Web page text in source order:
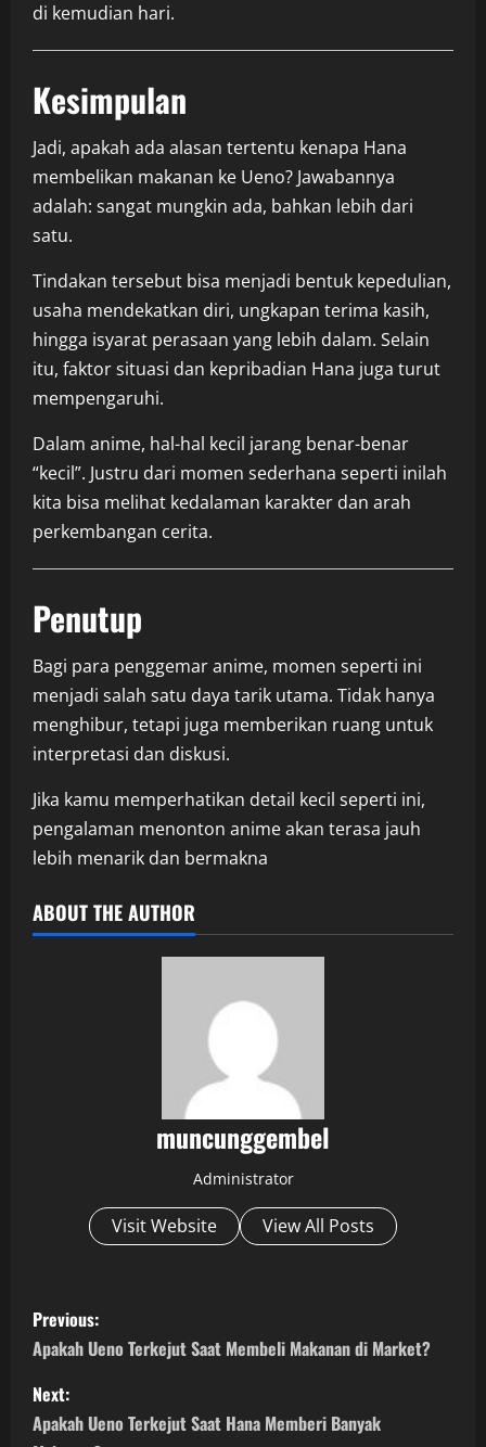
di kemudian hari.
Kesimpulan
Jadi, apakah ada alasan tertentu kenapa Hana
membelikan makanan ke Ueno? Jawabannya
adalah: sangat mungkin ada, bahkan lebih dari
satu.
Tindakan tersebut bisa menjadi bentuk kepedulian,
usaha mendekatkan diri, ungkapan terima kasih,
hingga isyarat perasaan yang lebih dalam. Selain
itu, faktor situasi dan kepribadian Hana juga turut
mempengaruhi.
Dalam anime, hal-hal kecil jarang benar-benar
“kecil”. Justru dari momen sederhana seperti inilah
kita bisa melihat kedalaman karakter dan arah
perkembangan cerita.
Penutup
Bagi para penggemar anime, momen seperti ini
menjadi salah satu daya tarik utama. Tidak hanya
menghibur, tetapi juga memberikan ruang untuk
interpretasi dan diskusi.
Jika kamu memperhatikan detail kecil seperti ini,
pengalaman menonton anime akan terasa jauh
lebih menarik dan bermakna
ABOUT THE AUTHOR
muncunggembel
Administrator
Visit Website View All Posts
P
o
s
Previous:
Apakah Ueno Terkejut Saat Membeli Makanan di Market?
Next:
Apakah Ueno Terkejut Saat Hana Memberi Banyak